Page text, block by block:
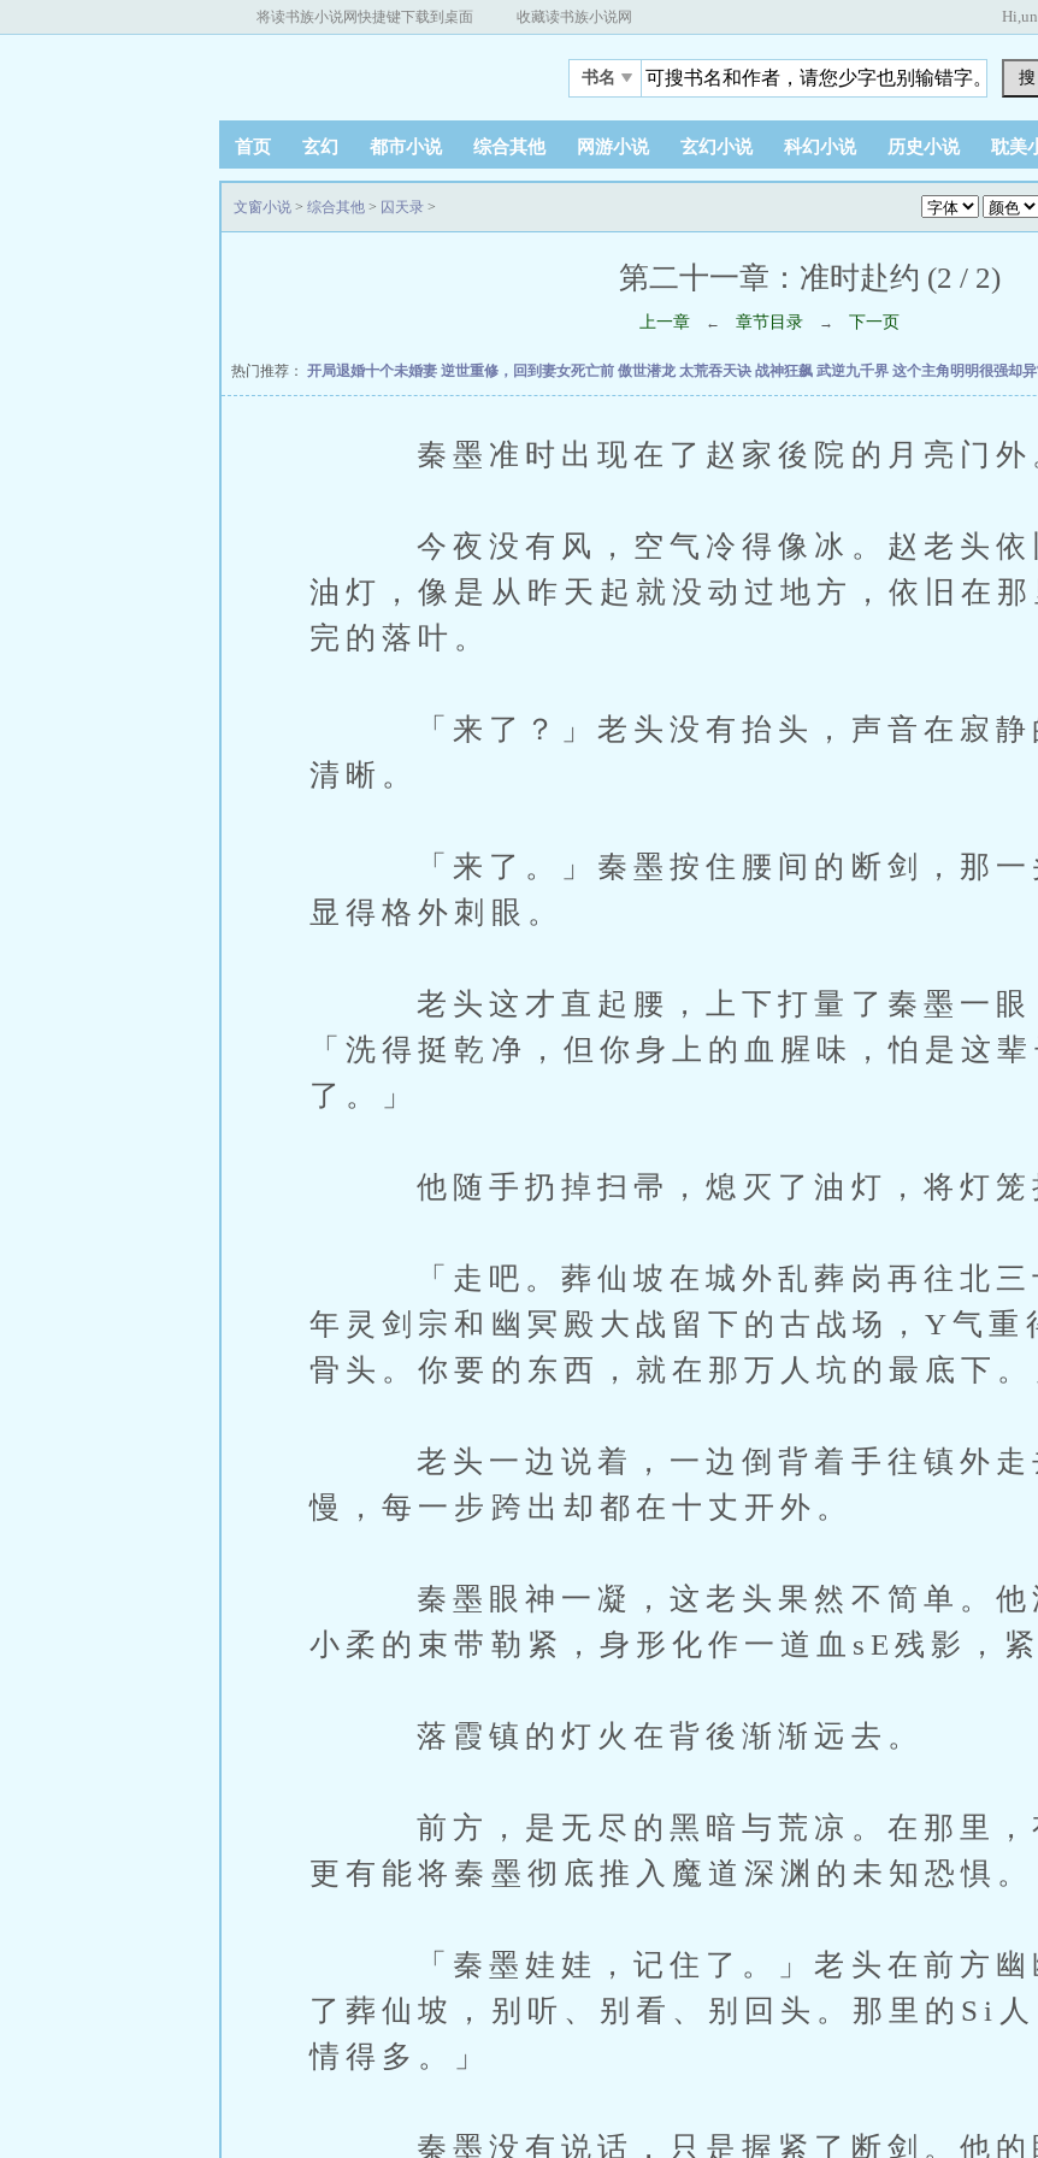
将读书族小说网快捷键下载到桌面 收藏读书族小说网 Hi,
书名
首页 玄幻 都市小说 综合其他 网游小说 玄幻小说 科幻小说 历史小说 耽美
文窗小说 > 综合其他 > 囚天录 >
第二十一章：准时赴约 (2 / 2)
上一章 ← 章节目录 → 下一页
热门推荐： 开局退婚十个未婚妻 逆世重修，回到妻女死亡前 傲世潜龙太荒吞天诀 战神狂飙 武逆九千界 这个主角明明很强却
秦墨准时出现在了赵家後院的月亮门外
今夜没有风，空气冷得像冰。赵老头依
油灯，像是从昨天起就没动过地方，依旧在
完的落叶。
「来了？」老头没有抬头，声音在寂静
清晰。
「来了。」秦墨按住腰间的断剑，那一
显得格外刺眼。
老头这才直起腰，上下打量了秦墨一眼
「洗得挺乾净，但你身上的血腥味，怕是这
了。」
他随手扔掉扫帚，熄灭了油灯，将灯笼
「走吧。葬仙坡在城外乱葬岗再往北三
年灵剑宗和幽冥殿大战留下的古战场，Y气重
骨头。你要的东西，就在那万人坑的最底下。
老头一边说着，一边倒背着手往镇外走
慢，每一步跨出却都在十丈开外。
秦墨眼神一凝，这老头果然不简单。他
小柔的束带勒紧，身形化作一道血sE残影，紧
落霞镇的灯火在背後渐渐远去。
前方，是无尽的黑暗与荒凉。在那里，
更有能将秦墨彻底推入魔道深渊的未知恐惧。
「秦墨娃娃，记住了。」老头在前方幽
了葬仙坡，别听、别看、别回头。那里的Si
情得多。」
秦墨没有说话，只是握紧了断剑。他的